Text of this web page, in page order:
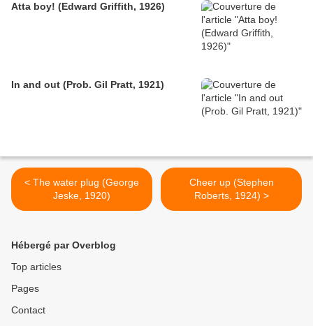
Atta boy! (Edward Griffith, 1926)
In and out (Prob. Gil Pratt, 1921)
< The water plug (George
Jeske, 1920)
Cheer up (Stephen
Roberts, 1924) >
Hébergé par Overblog
Top articles
Pages
Contact